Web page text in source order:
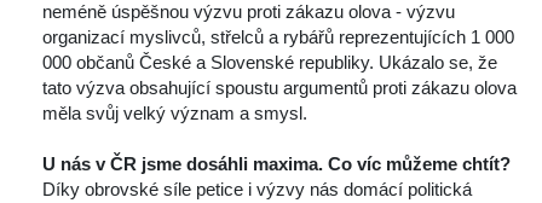
neméně úspěšnou výzvu proti zákazu olova - výzvu
organizací myslivců, střelců a rybářů reprezentujících 1 000
000 občanů České a Slovenské republiky. Ukázalo se, že
tato výzva obsahující spoustu argumentů proti zákazu olova
měla svůj velký význam a smysl.
U nás v ČR jsme dosáhli maxima. Co víc můžeme chtít?
Díky obrovské síle petice i výzvy nás domácí politická